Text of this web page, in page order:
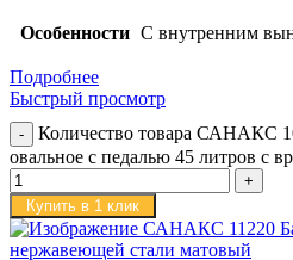
Особенности С внутренним
Подробнее
Быстрый просмотр
Количество товара САНАКС
овальное с педалью 45 литров с
Купить в 1 клик